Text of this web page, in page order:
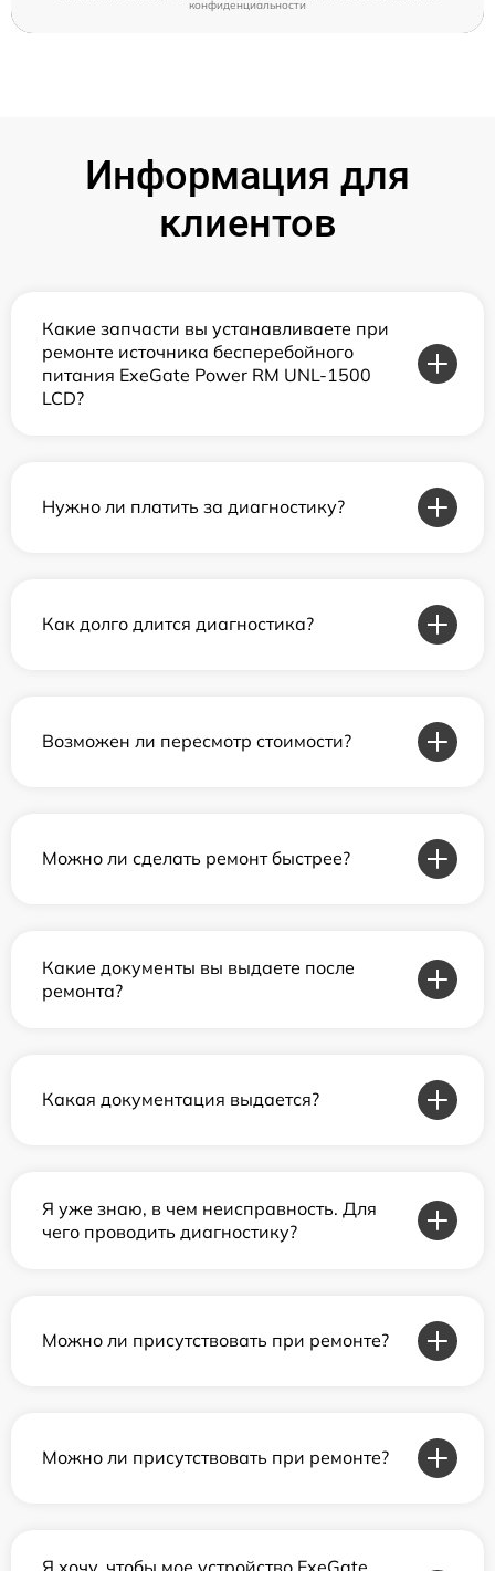
конфиденциальности
Информация для
клиентов
Какие запчасти вы устанавливаете при
ремонте источника бесперебойного
питания ExeGate Power RM UNL-1500
LCD?
Нужно ли платить за диагностику?
Как долго длится диагностика?
Возможен ли пересмотр стоимости?
Можно ли сделать ремонт быстрее?
Какие документы вы выдаете после
ремонта?
Какая документация выдается?
Я уже знаю, в чем неисправность. Для
чего проводить диагностику?
Можно ли присутствовать при ремонте?
Можно ли присутствовать при ремонте?
Я хочу, чтобы мое устройство ExeGate